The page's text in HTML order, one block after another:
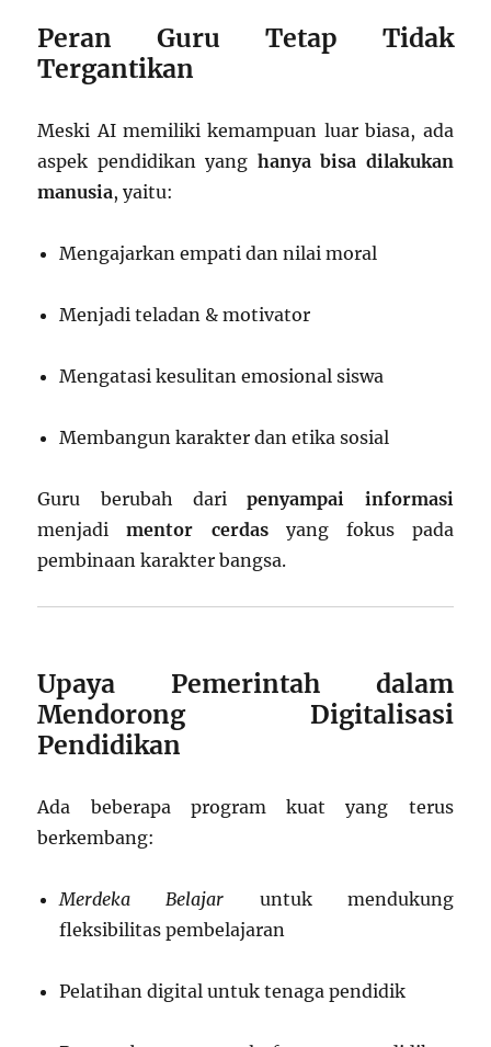
Peran Guru Tetap Tidak
Tergantikan
Meski AI memiliki kemampuan luar biasa, ada
aspek pendidikan yang hanya bisa dilakukan
manusia, yaitu:
Mengajarkan empati dan nilai moral
Menjadi teladan & motivator
Mengatasi kesulitan emosional siswa
Membangun karakter dan etika sosial
Guru berubah daripenyampai informasi
menjadimentor cerdasyang fokus pada
pembinaan karakter bangsa.
Upaya Pemerintah dalam
Mendorong Digitalisasi
Pendidikan
Ada beberapa program kuat yang terus
berkembang:
Merdeka Belajar untuk mendukung
fleksibilitas pembelajaran
Pelatihan digital untuk tenaga pendidik